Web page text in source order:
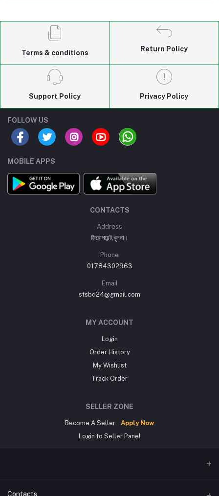
Terms & conditions
Return Policy
Support Policy Privacy Policy
FOLLOW US
MOBILE APPS
CONTACTS
Address
জিরোপয়েন্ট,খুলনা।
Phone
01784302963
Email
stsbd24@gmail.com
MY ACCOUNT
Login
Order History
My Wishlist
Track Order
SELLER ZONE
Become A Seller
Apply Now
Login to Seller Panel
Contacts